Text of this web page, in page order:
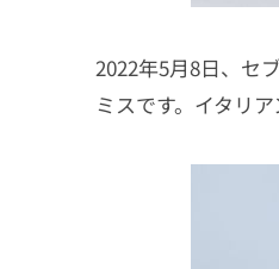
2022年5月8日、セ
ミスです。イタリ